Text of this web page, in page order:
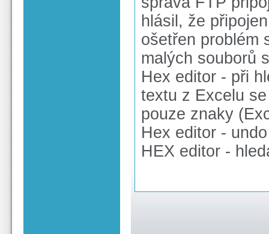
hlásil, že
ošetřen problém
malých souborů
Hex editor - při
textu z Excelu
pouze znaky
Hex editor -
HEX editor -